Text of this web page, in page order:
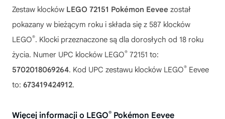
Zestaw klocków LEGO 72151 Pokémon Eevee został
pokazany w bieżącym roku i składa się z 587 klocków
LEGO®. Klocki przeznaczone są dla dorosłych od 18 roku
życia. Numer UPC klocków LEGO® 72151 to:
5702018069264. Kod UPC zestawu klocków LEGO® Eevee
to: 673419424912.
Więcej informacji o LEGO® Pokémon Eevee